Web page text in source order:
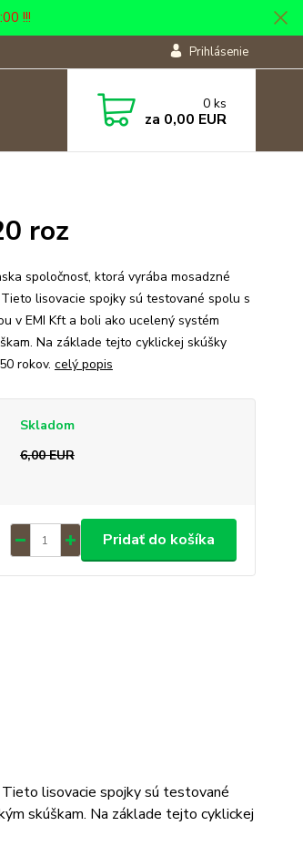
!!!
Prihlásenie
0 ks
za 0,00 EUR
roz
spoločnosť, ktorá vyrába mosadzné
lisovacie spojky sú testované spolu s
v EMI Kft a boli ako ucelený systém
Na základe tejto cyklickej skúšky
rokov. celý popis
Skladom
6,00 EUR
Pridať do košíka
lisovacie spojky sú testované
skúškam. Na základe tejto cyklickej